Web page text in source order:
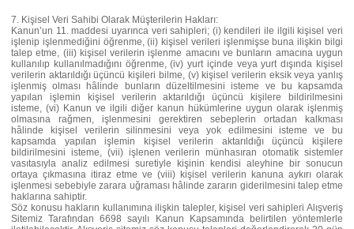
7. Kişisel Veri Sahibi Olarak Müşterilerin Hakları:
Kanun’un 11. maddesi uyarınca veri sahipleri; (i) kendileri ile ilgili kişisel veri
işlenip işlenmediğini öğrenme, (ii) kişisel verileri işlenmişse buna ilişkin bilgi
talep etme, (iii) kişisel verilerin işlenme amacını ve bunların amacına uygun
kullanılıp kullanılmadığını öğrenme, (iv) yurt içinde veya yurt dışında kişisel
verilerin aktarıldığı üçüncü kişileri bilme, (v) kişisel verilerin eksik veya yanlış
işlenmiş olması hâlinde bunların düzeltilmesini isteme ve bu kapsamda
yapılan işlemin kişisel verilerin aktarıldığı üçüncü kişilere bildirilmesini
isteme, (vi) Kanun ve ilgili diğer kanun hükümlerine uygun olarak işlenmiş
olmasına rağmen, işlenmesini gerektiren sebeplerin ortadan kalkması
hâlinde kişisel verilerin silinmesini veya yok edilmesini isteme ve bu
kapsamda yapılan işlemin kişisel verilerin aktarıldığı üçüncü kişilere
bildirilmesini isteme, (vii) işlenen verilerin münhasıran otomatik sistemler
vasıtasıyla analiz edilmesi suretiyle kişinin kendisi aleyhine bir sonucun
ortaya çıkmasına itiraz etme ve (viii) kişisel verilerin kanuna aykırı olarak
işlenmesi sebebiyle zarara uğraması hâlinde zararın giderilmesini talep etme
haklarına sahiptir.
Söz konusu hakların kullanımına ilişkin talepler, kişisel veri sahipleri Alışveriş
Sitemiz Tarafından 6698 sayılı Kanun Kapsamında belirtilen yöntemlerle